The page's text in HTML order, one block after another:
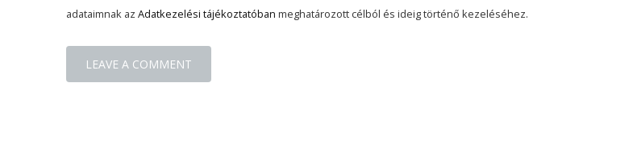
adataimnak az Adatkezelési tájékoztatóban meghatározott célból és ideig történő kezeléséhez.